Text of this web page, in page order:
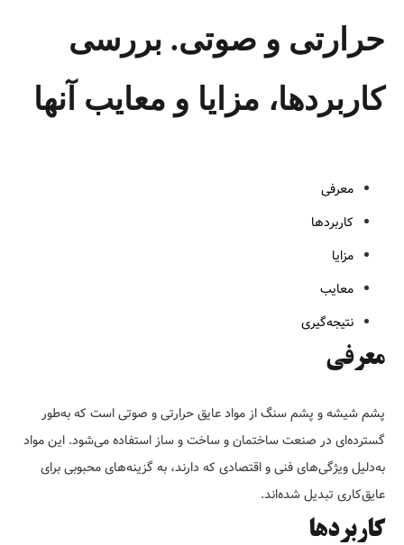
حرارتی و صوتی. بررسی
کاربردها، مزایا و معایب آنها
معرفی
کاربردها
مزایا
معایب
نتیجه‌گیری
معرفی
پشم شیشه و پشم سنگ از مواد عایق حرارتی و صوتی است که به‌طور
گسترده‌ای در صنعت ساختمان و ساخت و ساز استفاده می‌شود. این مواد
به‌دلیل ویژگی‌های فنی و اقتصادی که دارند، به گزینه‌های محبوبی برای
عایق‌کاری تبدیل شده‌اند.
کاربردها